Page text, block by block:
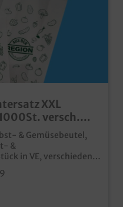
XXL
versch.
& Gemüsebeutel,
&
in VE, verschiedene
große
feuchtigkeitsfestem
"Aus der